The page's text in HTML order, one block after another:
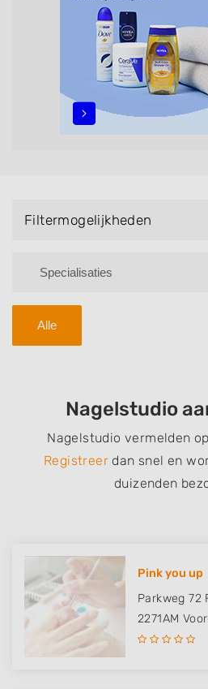
zoekresultaten filteren met
specialisatie filter en u vindt
wijk (noord, oost, zuid, west en
Filtermogelijkheden
Alle
Nagelstudio
Nagelstudio vermelden
Registreer dan snel en
duizenden
Pink you up
Parkweg 72
2271AM